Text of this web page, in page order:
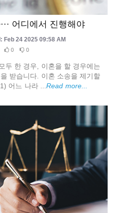
어디에서 진행해야
Feb 24 2025 09:58 AM
0 0
두 한 경우, 이혼을 할 경우에는
받습니다. 이혼 소송을 제기할
어느 나라 ...Read more...